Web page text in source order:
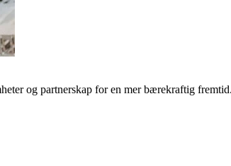
og partnerskap for en mer bærekraftig